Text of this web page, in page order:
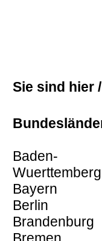
Sie sind hier /
Baden-
Wuerttemberg
Bayern
Berlin
Brandenburg